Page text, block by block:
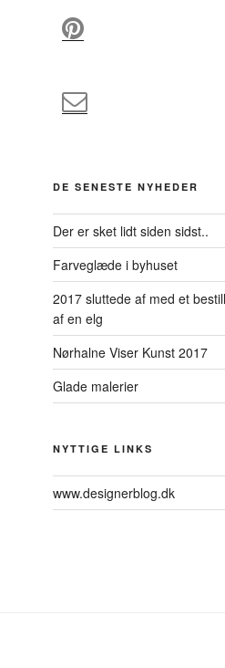
DE SENESTE NYHEDER
Der er sket lidt siden sidst..
Farveglæde i byhuset
2017 sluttede af med et
af en elg
Nørhalne Viser Kunst 2017
Glade malerier
NYTTIGE LINKS
www.designerblog.dk